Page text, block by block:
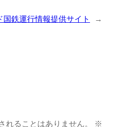
国鉄運行情報提供サイト →
れることはありません。
※